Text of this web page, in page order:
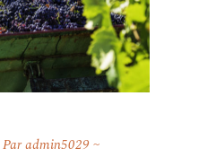
Paradmin5029